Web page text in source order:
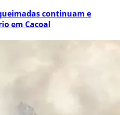
continuam e
em Cacoal